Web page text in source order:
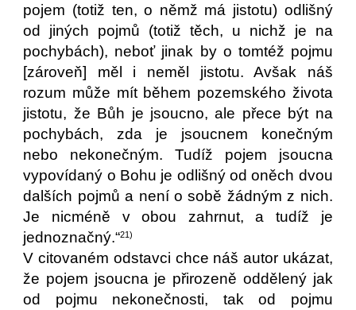
pojem (totiž ten, o němž má jistotu) odlišný
od jiných pojmů (totiž těch, u nichž je na
pochybách), neboť jinak by o tomtéž pojmu
[zároveň] měl i neměl jistotu. Avšak náš
rozum může mít během pozemského života
jistotu, že Bůh je jsoucno, ale přece být na
pochybách, zda je jsoucnem konečným
nebo nekonečným. Tudíž pojem jsoucna
vypovídaný o Bohu je odlišný od oněch dvou
dalších pojmů a není o sobě žádným z nich.
Je nicméně v obou zahrnut, a tudíž je
jednoznačný.“21)
V citovaném odstavci chce náš autor ukázat,
že pojem jsoucna je přirozeně oddělený jak
od pojmu nekonečnosti, tak od pojmu